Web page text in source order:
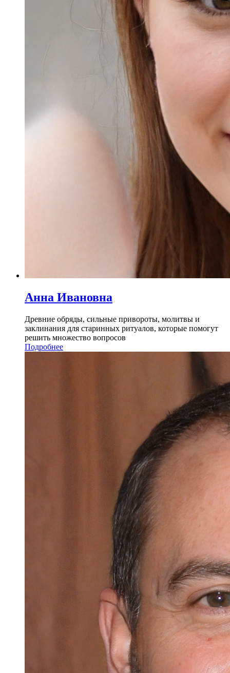
Анна Ивановна
Древние обряды, сильные привороты, молитвы и
заклинания для старинных ритуалов, которые помогут
решить множество вопросов
Подробнее